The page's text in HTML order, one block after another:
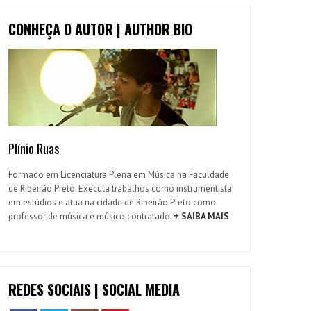
CONHEÇA O AUTOR | AUTHOR BIO
Plínio Ruas
Formado em Licenciatura Plena em Música na Faculdade
de Ribeirão Preto. Executa trabalhos como instrumentista
em estúdios e atua na cidade de Ribeirão Preto como
professor de música e músico contratado. + SAIBA MAIS
REDES SOCIAIS | SOCIAL MEDIA